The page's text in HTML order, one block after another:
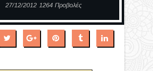
27/12/2012 1264 Προβολές